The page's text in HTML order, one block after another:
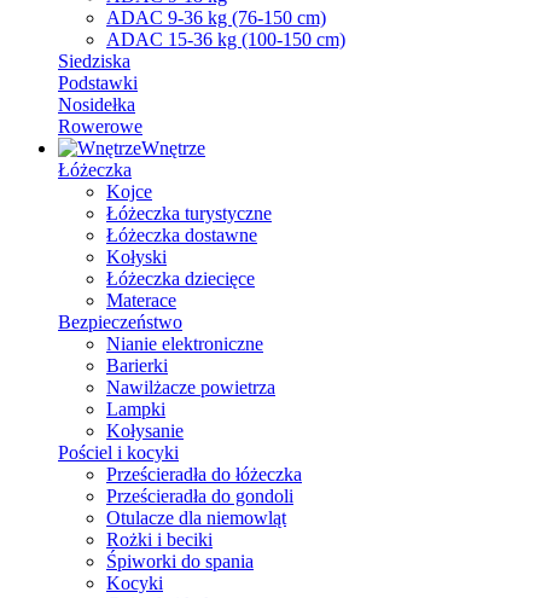
ADAC 9-36 kg (76-150 cm)
ADAC 15-36 kg (100-150 cm)
Siedziska
Podstawki
Nosidełka
Rowerowe
Wnętrze
Łóżeczka
Kojce
Łóżeczka turystyczne
Łóżeczka dostawne
Kołyski
Łóżeczka dziecięce
Materace
Bezpieczeństwo
Nianie elektroniczne
Barierki
Nawilżacze powietrza
Lampki
Kołysanie
Pościel i kocyki
Prześcieradła do łóżeczka
Prześcieradła do gondoli
Otulacze dla niemowląt
Rożki i beciki
Śpiworki do spania
Kocyki